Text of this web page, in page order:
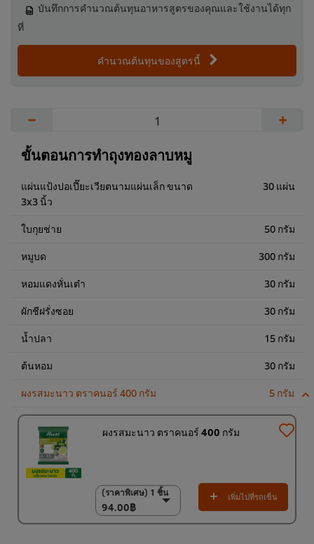
บันทึกการคำนวณต้นทุนอาหารสูตรของคุณและใช้งานได้ทุก
ที่
คำนวณต้นทุนของสูตรนี้
− +
ขั้นตอนการทำถุงทองลาบหมู
แผ่นแป้งปอเปี๊ยะเวียตนามแผ่นเล็ก ขนาด
3x3 นิ้ว
30 แผ่น
ใบกุยช่าย 50 กรัม
หมูบด 300 กรัม
หอมแดงหั่นเต๋า 30 กรัม
ผักชีฝรั่งซอย 30 กรัม
น้ำปลา 15 กรัม
ต้นหอม 30 กรัม
ผงรสมะนาว ตราคนอร์ 400 กรัม 5 กรัม
ผงรสมะนาว ตราคนอร์ 400 กรัม
(ราคาพิเศษ) 1 ชิ้น
94.00฿
(ราคาพิเศษ) 1 ชิ้น
94.00฿
(ราคาพิเศษ) แพ็ค 15
เพิ่มไปที่รถเข็น